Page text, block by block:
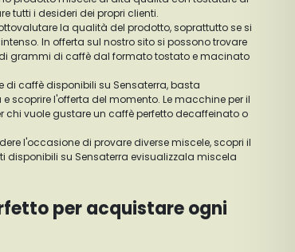
tutti i desideri dei propri clienti.
la qualità del prodotto, soprattutto se si
In offerta sul nostro sito si possono trovare
grammi di caffè dal formato tostato e macinato
di caffè disponibili su Sensaterra, basta
scoprire l'offerta del momento. Le macchine per il
chi vuole gustare un caffè perfetto decaffeinato o
l'occasione di provare diverse miscele, scopri il
disponibili su Sensaterra evisualizzala miscela
per acquistare ogni